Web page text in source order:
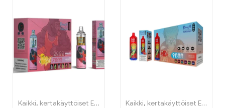
Kaikki, kertakäyttöiset E-savut
Kertakäyttöiset sähkötupakat
Kaikki, kertakäyttöiset E-savut